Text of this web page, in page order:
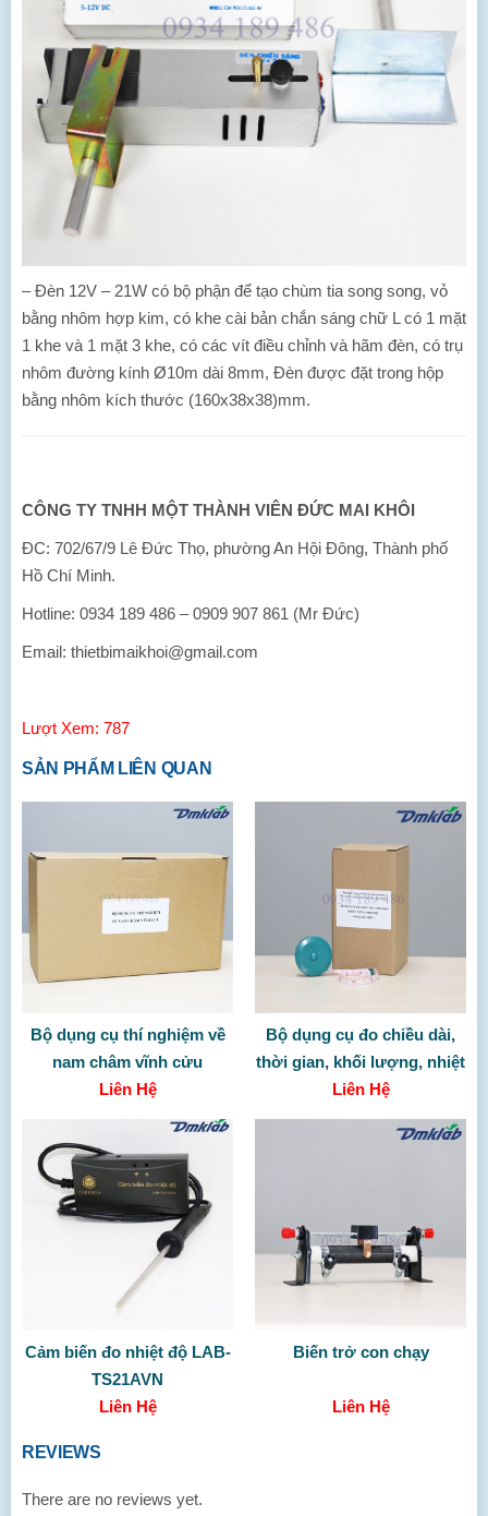
– Đèn 12V – 21W có bộ phận để tạo chùm tia song song, vỏ
bằng nhôm hợp kim, có khe cài bản chắn sáng chữ L có 1 mặt
1 khe và 1 mặt 3 khe, có các vít điều chỉnh và hãm đèn, có trụ
nhôm đường kính Ø10m dài 8mm, Đèn được đặt trong hộp
bằng nhôm kích thước (160x38x38)mm.
CÔNG TY TNHH MỘT THÀNH VIÊN ĐỨC MAI KHÔI
ĐC: 702/67/9 Lê Đức Thọ, phường An Hội Đông, Thành phố
Hồ Chí Minh.
Hotline: 0934 189 486 – 0909 907 861 (Mr Đức)
Email: thietbimaikhoi@gmail.com
Lượt Xem: 787
SẢN PHẨM LIÊN QUAN
Bộ dụng cụ thí nghiệm về
nam châm vĩnh cửu
Liên Hệ
Bộ dụng cụ đo chiều dài,
thời gian, khối lượng, nhiệt
độ (Không gồm TBDC)
Liên Hệ
Cảm biến đo nhiệt độ LAB-
TS21AVN
Liên Hệ
Biến trở con chạy
Liên Hệ
REVIEWS
There are no reviews yet.